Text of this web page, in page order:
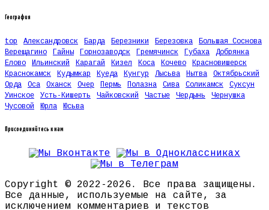
География
top Александровск Барда Березники Березовка
Большая Соснова
Верещагино
Гайны Горнозаводск Гремячинск Губаха
Добрянка
Елово
Ильинский Карагай Кизел Коса Кочево
Красновишерск
Краснокамск
Кудымкар Куеда Кунгур Лысьва Нытва
Октябрьский
Орда
Оса Оханск Очер Пермь Полазна Сива Соликамск
Суксун
Уинское
Усть-Кишерть Чайковский Частые Чердынь
Чернушка
Чусовой
Юрла Юсьва
Присоединяйтесь к нам
Copyright © 2022-2026. Все права защищены.
Все данные, используемые на сайте, за
исключением комментариев и текстов